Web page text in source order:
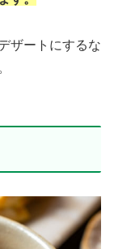
ザートにするな